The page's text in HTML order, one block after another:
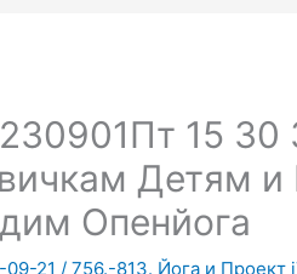
15 30
Детям
Опенйога
21 / 756.-813. Йога и Проект